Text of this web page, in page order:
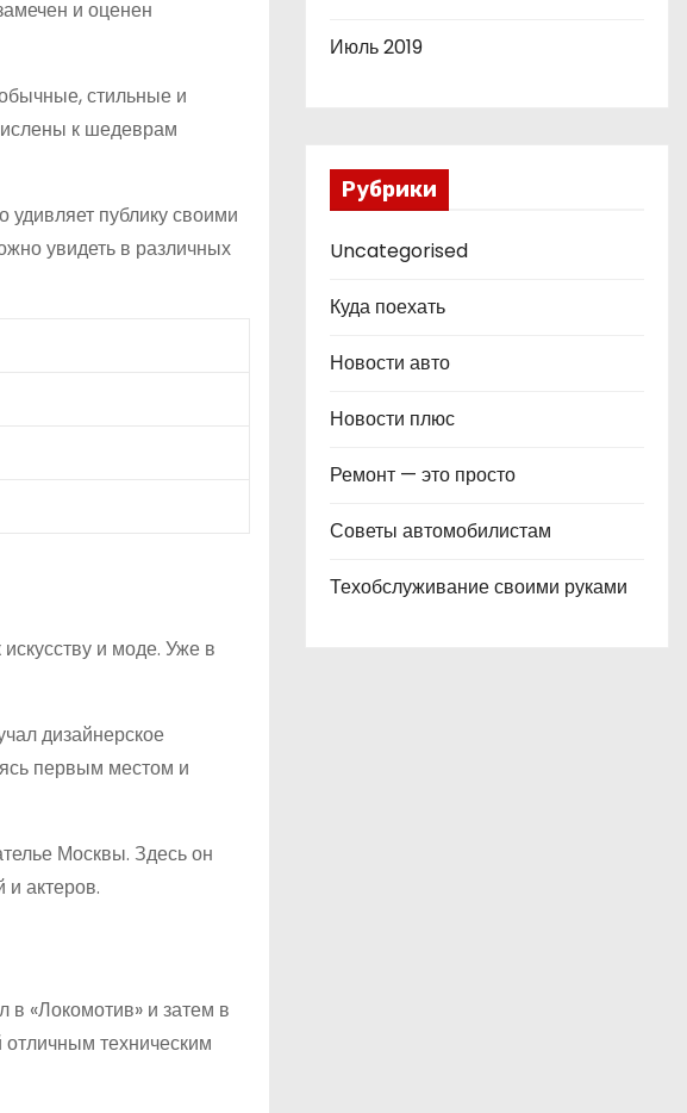
и оценен
стильные и
к шедеврам
публику своими
увидеть в различных
и моде. Уже в
дизайнерское
первым местом и
Москвы. Здесь он
актеров.
«Локомотив» и затем в
техническим
Июль 2019
Рубрики
Uncategorised
Куда поехать
Новости авто
Новости плюс
Ремонт — это просто
Советы автомобилистам
Техобслуживание своими руками